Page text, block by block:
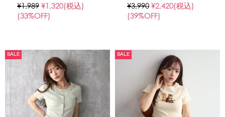
¥1,989 ¥1,320(税込)
(33%OFF)
¥3,990 ¥2,420(税込)
(39%OFF)
SALE SALE